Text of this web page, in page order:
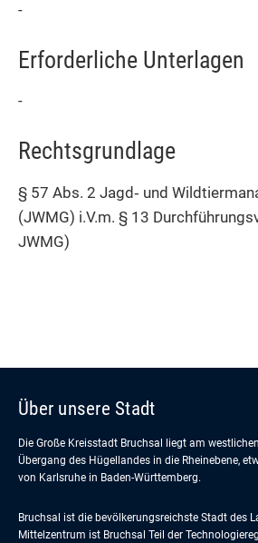
-
Erforderliche Unterlagen
-
Rechtsgrundlage
§ 57 Abs. 2 Jagd‐ und
(JWMG) i.V.m. § 13
JWMG)
Über unsere Stadt
Die Große Kreisstadt Bruchsal liegt am
Übergang des Hügellandes in die Rheinebene,
von Karlsruhe in Baden-Württemberg.
Bruchsal ist die bevölkerungsreichste Stadt des
Mittelzentrum ist Bruchsal Teil der